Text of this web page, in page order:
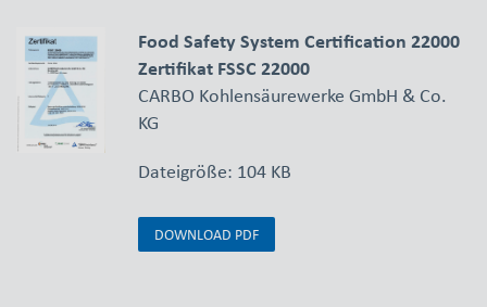
Food Safety System Certification 22000
Zertifikat FSSC 22000
CARBO Kohlensäurewerke GmbH & Co.
KG
Dateigröße: 104 KB
DOWNLOAD PDF